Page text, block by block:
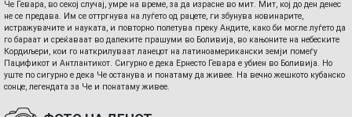
Че Гевара, во секој случај, умре на време, за да израсне во мит. Мит, кој до ден денес
не се предава. Им се оттргнува на луѓето од рацете, ги збунува новинарите,
истражувачите и науката, и повторно полетува преку Андите, како би могле луѓето да
го бараат и среќаваат во далеките прашуми во Боливија, во кањоните на небеските
Кордиљери, кои го наткрилуваат ланецот на латиноамерикански земји помеѓу
Пацификот и Антлантикот. Сигурно е дека Ернесто Гевара е убиен во Боливија. Но
уште по сигурно е дека Че останува и понатаму да живее. На вечно жешкото кубанско
сонце, легендата за Че и понатаму живее.